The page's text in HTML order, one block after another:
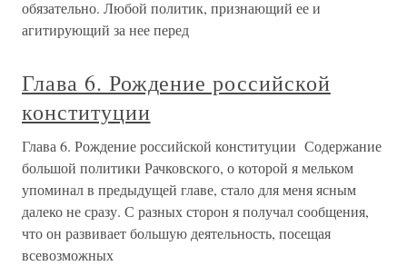
обязательно. Любой политик, признающий ее и
агитирующий за нее перед
Глава 6. Рождение российской
конституции
Глава 6. Рождение российской конституции Содержание
большой политики Рачковского, о которой я мельком
упоминал в предыдущей главе, стало для меня ясным
далеко не сразу. С разных сторон я получал сообщения,
что он развивает большую деятельность, посещая
всевозможных